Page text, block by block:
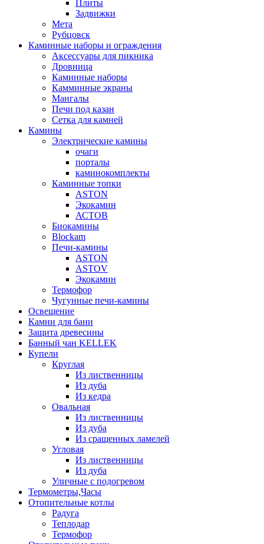
Плиты
Задвижки
Мета
Рубцовск
Каминные наборы и ограждения
Аксессуары для пикника
Дровница
Каминные наборы
Камминные экраны
Мангалы
Печи под казан
Сетка для камней
Камины
Электрические камины
очаги
порталы
каминокомплекты
Каминные топки
ASTON
Экокамин
АСТОВ
Биокамины
Blockam
Печи-камины
ASTON
АSTOV
Экокамин
Термофор
Чугунные печи-камины
Освещение
Камни для бани
Защита древесины
Банный чан KELLEK
Купели
Круглая
Из лиственницы
Из дуба
Из кедра
Овальная
Из лиственницы
Из дуба
Из сращенных ламелей
Угловая
Из лиственницы
Из дуба
Уличные с подогревом
Термометры,Часы
Отопительные котлы
Радуга
Теплодар
Термофор